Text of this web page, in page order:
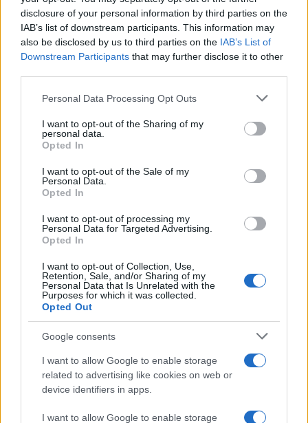
disclosure of your personal information by third parties on the
IAB’s list of downstream participants. This information may
also be disclosed by us to third parties on the IAB’s List of
Downstream Participants that may further disclose it to other
Please note that this website/app uses one or more Google
not limited to your visit or usage behaviour. You may click to
grant or deny consent to Google and its third-party tags to
use your data for below specified purposes in below Google
consent section.
Personal Data Processing Opt Outs
I want to opt-out of the Sharing of my
personal data.
Opted In
I want to opt-out of the Sale of my
Personal Data.
Opted In
I want to opt-out of processing my
Personal Data for Targeted Advertising.
Opted In
I want to opt-out of Collection, Use,
Retention, Sale, and/or Sharing of my
Personal Data that Is Unrelated with the
Purposes for which it was collected.
Opted Out
Google consents
I want to allow Google to enable storage
related to advertising like cookies on web or
device identifiers in apps.
I want to allow Google to enable storage
ανήκει στη Google και συμμετέχει ενεργά στο project,
αυτά τα μοντέλα VLA είναι αρκετά πιθανό πως θα
οδηγήσουν στο μεσοπρόθεσμο μέλλον στην
μπορούν να κατανοούν, να επεξεργάζονται, να
εκφράζουν και να επιλύουν καθημερινά προβλήματα.
Όπως αντιλαμβάνεστε από την ονομασία, το RT-2 δεν
είναι το πρώτο μοντέλο VLA της Google, αλλά
«μυστικό» από την εταιρεία. Ως νέα γενιά
αναμενόμενα προσφέρει σημαντικά βελτιωμένες
δυνατότητες και ανταποκρίνεται καλύτερα σε νέες,
άγνωστες καταστάσεις. Για παράδειγμα,
επεξεργάζεται με λογική, χωρίς να έχει εκπαιδευτεί
συγκεκριμένα για κάτι τέτοιο.
Ακόμα είναι αρκετά νωρίς, όπως σε όλα αυτά τα